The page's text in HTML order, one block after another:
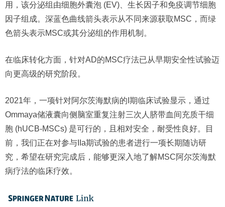
用，该分泌组由细胞外囊泡 (EV)、生长因子和免疫调节细胞
因子组成。深蓝色曲线箭头表示从不同来源获取MSC，而绿
色箭头表示MSC或其分泌组的作用机制。
在临床转化方面，针对AD的MSC疗法已从早期安全性试验迈
向更高级的研究阶段。
2021年，一项针对阿尔茨海默病的I期临床试验显示，通过
Ommaya储液囊向侧脑室重复注射三次人脐带血间充质干细
胞 (hUCB-MSCs) 是可行的，且相对安全，耐受性良好。目
前，我们正在对参与IIa期试验的患者进行一项长期随访研
究，希望在研究完成后，能够更深入地了解MSC阿尔茨海默
病疗法的临床疗效。